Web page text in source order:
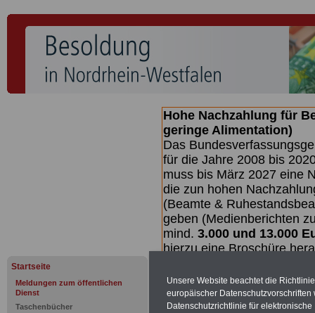
Startseite
Meldungen zum öffentlichen
Dienst
Taschenbücher
Hohe Nachzahlung für
geringe Alimentation)
Das
für die Jahre 2008 bis
muss bis März 2027 eine
die zun hohen
(Beamte &
geben (Medienberichten
mind. 3.000 und 13.000
hierzu eine Broschüre
Quartal.2026) >>>
zur
Unsere Website beachtet die
europäischer
Datenschutzrichtlinie für